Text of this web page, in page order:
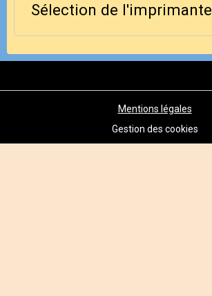
Sélection de l'imprimante
Mentions légales
Gestion des cookies